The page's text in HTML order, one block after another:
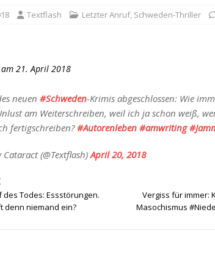
Textflash Letzter Anruf, Schweden-Thriller
21. April 2018
neuen #Schweden-Krimis abgeschlossen: Wie
am Weiterschreiben, weil ich ja schon weiß,
fertigschreiben?#Autorenleben #amwriting
(@Textflash)April 20, 2018
des Todes: Essstörungen.
denn niemand ein?
Vergiss für immer:
Masochismus